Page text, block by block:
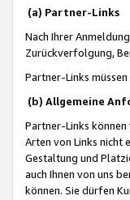
(a) Partner-Links
Nach Ihrer
Zurückverfolgung,
Partner-Links
(b) Allgemeine
Partner-Links
Arten von Links nicht
Gestaltung und
auch Ihnen von uns
können. Sie dürfen